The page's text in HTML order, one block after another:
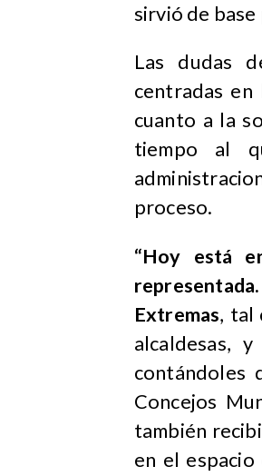
sirvió de
Las dudas
centradas en
cuanto a la
tiempo al
proceso.
“Hoy está
representada.
Extremas, tal
alcaldesas,
contándoles
Concejos
también
en el